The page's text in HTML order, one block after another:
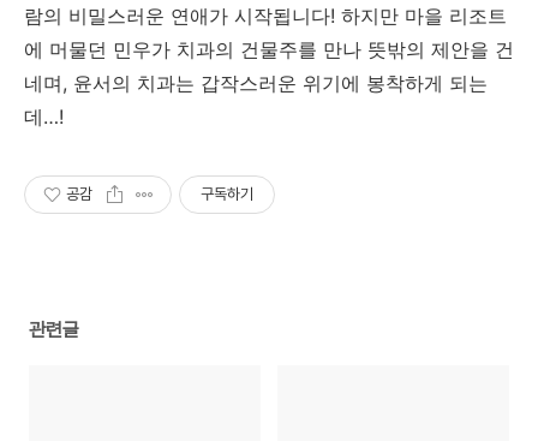
람의 비밀스러운 연애가 시작됩니다! 하지만 마을 리조트
에 머물던 민우가 치과의 건물주를 만나 뜻밖의 제안을 건
네며, 윤서의 치과는 갑작스러운 위기에 봉착하게 되는
데…!
공감 구독하기
관련글